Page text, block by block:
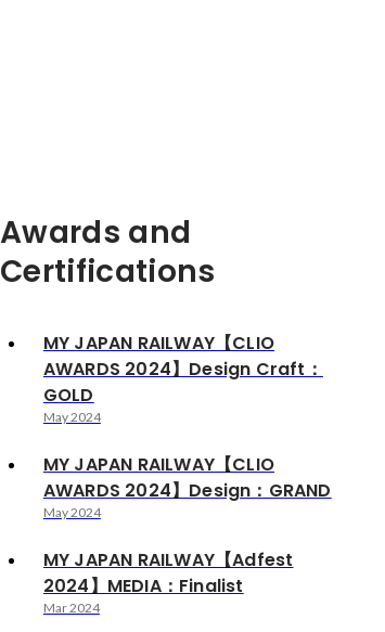
Awards and
Certifications
MY JAPAN RAILWAY【CLIO
AWARDS 2024】Design Craft：
GOLD
May 2024
MY JAPAN RAILWAY【CLIO
AWARDS 2024】Design：GRAND
May 2024
MY JAPAN RAILWAY【Adfest
2024】MEDIA：Finalist
Mar 2024